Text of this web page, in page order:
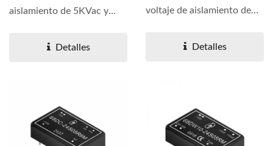
aislamiento de 5KVac y
Detalles
voltaje de aislamiento de
Detalles